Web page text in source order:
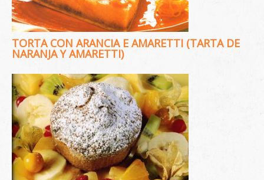
TORTA CON ARANCIA E AMARETTI (TARTA DE
NARANJA Y AMARETTI)